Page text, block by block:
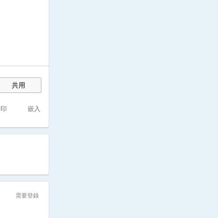
共用
嵌入
需要登錄